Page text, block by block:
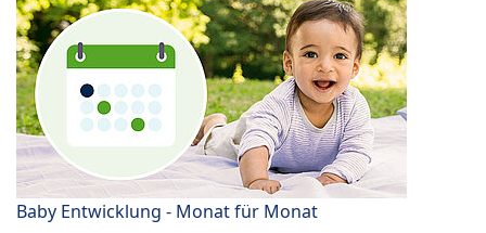
Baby Entwicklung - Monat für Monat